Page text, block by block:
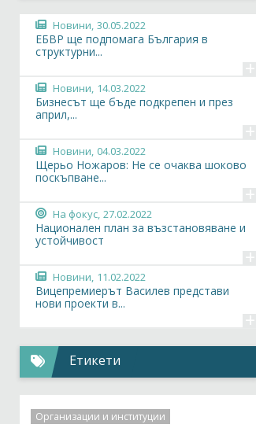
Новини, 30.05.2022
ЕБВР ще подпомага България в
структурни...
+
Новини, 14.03.2022
Бизнесът ще бъде подкрепен и през
април,...
+
Новини, 04.03.2022
Щерьо Ножаров: Не се очаква шоково
поскъпване...
+
На фокус, 27.02.2022
Национален план за възстановяване и
устойчивост
+
Новини, 11.02.2022
Вицепремиерът Василев представи
нови проекти в...
+
Относно съотношението на грантово
финансиране...
+
Етикети
Организации и институции